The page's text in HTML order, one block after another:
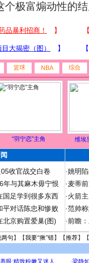
个极富煽动性的
篮球 NBA 综合
“羽宁恋”主角 维埃
收官战交白卷
年与其麻木毋宁恨
国足学到很多东西
平对话陈忠和惨败
北京购置爱巢(图)
·姚明
·麦蒂
·火箭
·范帅
·前瞻
两句 】【我要“揪”错】【推荐】